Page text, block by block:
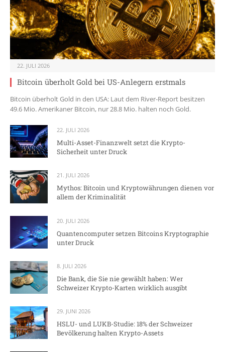
22. JULI 2026
Bitcoin überholt Gold bei US-Anlegern erstmals
Bitcoin überholt Gold in den USA: Laut dem River-Report besitzen
49.6 Mio. Amerikaner Bitcoin, nur 28.8 Mio. halten noch Gold.
22. JULI 2026
Multi-Asset-Finanzwelt setzt die Krypto-
Sicherheit unter Druck
21. JULI 2026
Mythos: Bitcoin und Kryptowährungen dienen vor
allem der Kriminalität
20. JULI 2026
Quantencomputer setzen Bitcoins Kryptographie
unter Druck
8. JULI 2026
Die Bank, die Sie nie gewählt haben: Wer
Schweizer Krypto-Karten wirklich ausgibt
29. JUNI 2026
HSLU- und LUKB-Studie: 18% der Schweizer
Bevölkerung halten Krypto-Assets